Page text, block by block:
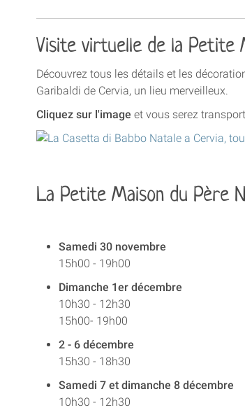
Visite virtuelle de la Petite
Découvrez tous les détails et les
Garibaldi de Cervia, un lieu merveilleux.
Cliquez sur l'image et vous serez
La Petite Maison du Père
Samedi 30 novembre
15h00 - 19h00
Dimanche 1er décembre
10h30 - 12h30
15h00- 19h00
2 - 6 décembre
15h30 - 18h30
Samedi 7 et dimanche 8 décembre
10h30 - 12h30